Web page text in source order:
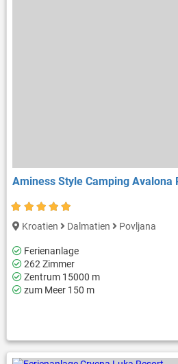
Aminess Style Camping Avalona
Kroatien Dalmatien Povljana
Ferienanlage
262 Zimmer
Zentrum 15000 m
zum Meer 150 m